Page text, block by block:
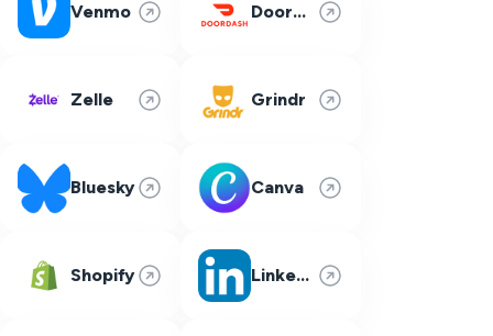
Venmo DoorDash
Zelle Grindr
Bluesky Canva
Shopify LinkedIn